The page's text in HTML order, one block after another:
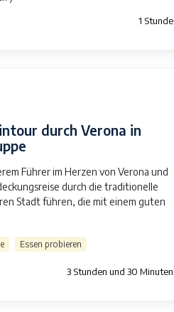
1 Stunde
durch Verona in
Führer im Herzen von Verona und
durch die traditionelle
Stadt führen, die mit einem guten
Essen probieren
3 Stunden und 30 Minuten